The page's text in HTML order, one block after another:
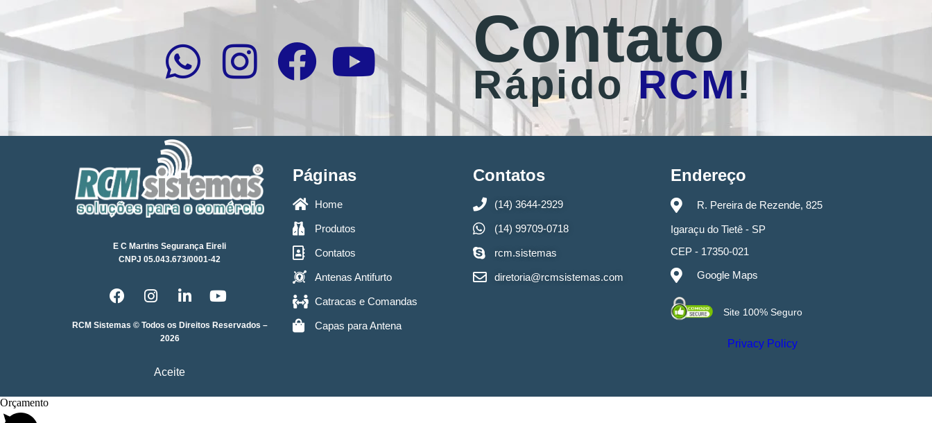
Contato
RápidoRCM!
E C Martins Segurança Eireli
CNPJ 05.043.673/0001-42
RCM Sistemas © Todos os Direitos Reservados –
2026
Aceite
Páginas
Home
Produtos
Contatos
Antenas Antifurto
Catracas e Comandas
Capas para Antena
Contatos
(14) 3644-2929
(14) 99709-0718
rcm.sistemas
diretoria@rcmsistemas.com
Endereço
R. Pereira de Rezende, 825
Igaraçu do Tietê - SP
CEP - 17350-021
Google Maps
Site 100% Seguro
Privacy Policy
Orçamento